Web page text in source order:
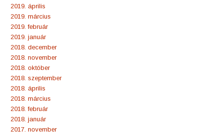
2019. április
2019. március
2019. február
2019. január
2018. december
2018. november
2018. október
2018. szeptember
2018. április
2018. március
2018. február
2018. január
2017. november